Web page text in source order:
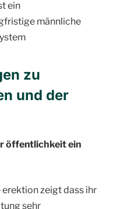
ein
männliche
zu
und der
öffentlichkeit ein
zeigt dass ihr
sehr